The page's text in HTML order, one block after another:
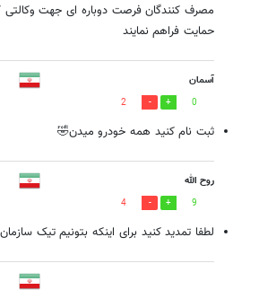
مصرف کنندگان فرصت دوباره ای جهت
حمایت فراهم نمایند
آسمان
0
2
ثبت نام کنید همه خودرو میدن🤣
روح الله
9
4
لطفا تمدید کنید برای اینکه بتونیم تیک